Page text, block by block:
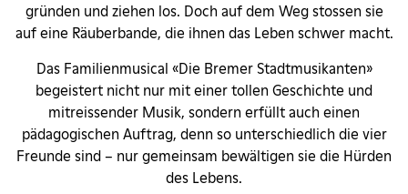
gründen und ziehen los. Doch auf dem Weg stossen sie
auf eine Räuberbande, die ihnen das Leben schwer macht.
Das Familienmusical «Die Bremer Stadtmusikanten»
begeistert nicht nur mit einer tollen Geschichte und
mitreissender Musik, sondern erfüllt auch einen
pädagogischen Auftrag, denn so unterschiedlich die vier
Freunde sind – nur gemeinsam bewältigen sie die Hürden
des Lebens.